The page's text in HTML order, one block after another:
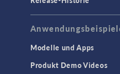
Modelle und Apps
Produkt Demo Videos